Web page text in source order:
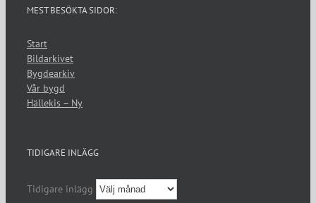
MEST BESÖKTA SIDOR:
Start
Bildarkivet
Bygdearkiv
Vår bygd
Hällekis – Ny
TIDIGARE INLÄGG
Tidigare inlägg